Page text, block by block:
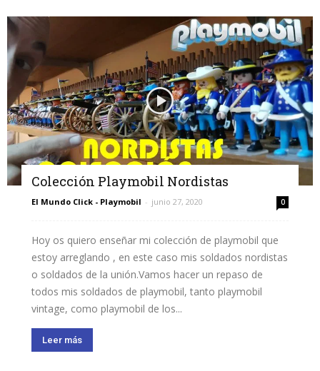
Colección Playmobil Nordistas
El Mundo Click - Playmobil - junio 27, 2020 0
Hoy os quiero enseñar mi colección de playmobil que
estoy arreglando , en este caso mis soldados nordistas
o soldados de la unión.Vamos hacer un repaso de
todos mis soldados de playmobil, tanto playmobil
vintage, como playmobil de los...
Leer más